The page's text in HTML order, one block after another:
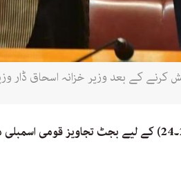
کرنے کے بعد وزیر خزانہ اسحاق
وفاقی وزیر خزانہ اسحاق ڈار نے آئندہ مالی سال (2023۔24) کے لیے بجٹ تجاویز قومی